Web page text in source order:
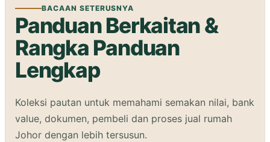
BACAAN SETERUSNYA
Panduan Berkaitan &
Rangka Panduan
Lengkap
Koleksi pautan untuk memahami semakan nilai, bank
value, dokumen, pembeli dan proses jual rumah
Johor dengan lebih tersusun.